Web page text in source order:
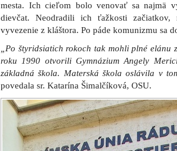
mesta. Ich cieľom bolo venovať sa najmä
dievčat. Neodradili ich ťažkosti začiatkov,
vyvezenie z kláštora. Po páde komunizmu sa
„Po štyridsiatich rokoch tak mohli plné
roku 1990 otvorili Gymnázium Angely
základná škola. Materská škola oslávila v
povedala sr. Katarína Šimalčíková, OSU.